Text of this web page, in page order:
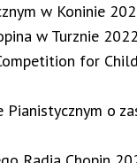
w Koninie
w Turznie
for
Pianistycznym o